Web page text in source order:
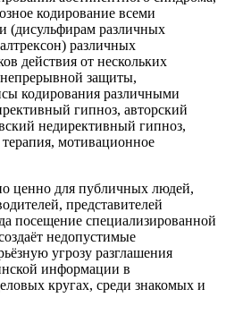
кодирование всеми
(дисульфирам различных
различных
действия от нескольких
непрерывной защиты,
кодирования различными
гипноз, авторский
недирективный гипноз,
мотивационное
ценно для публичных людей,
представителей
посещение специализированной
недопустимые
угрозу разглашения
информации в
кругах, среди знакомых и